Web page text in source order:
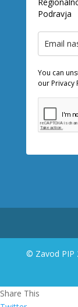
Podravja
You can
our Privacy
© Zavod PIP
Share This